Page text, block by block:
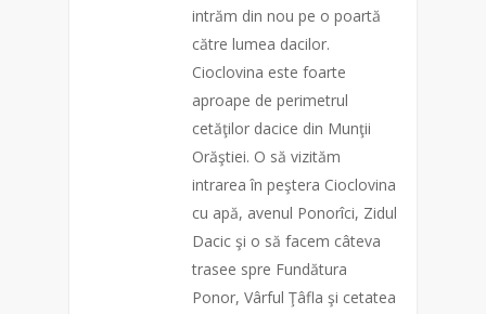
intrăm din nou pe o poartă
către lumea dacilor.
Cioclovina este foarte
aproape de perimetrul
cetăţilor dacice din Munţii
Orăştiei. O să vizităm
intrarea în peştera Cioclovina
cu apă, avenul Ponorîci, Zidul
Dacic şi o să facem câteva
trasee spre Fundătura
Ponor, Vârful Ţâfla şi cetatea